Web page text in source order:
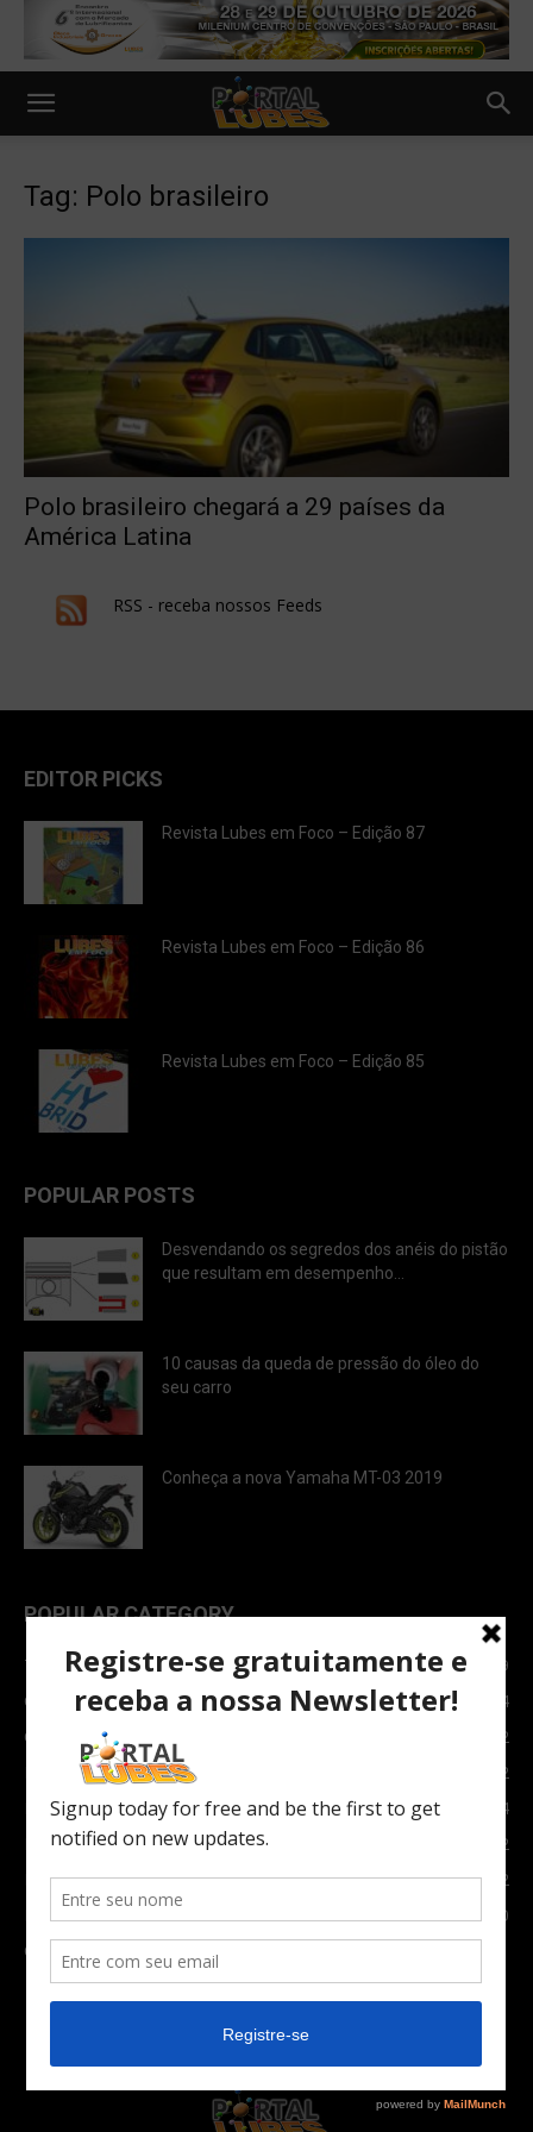
Tag: Polo brasileiro
Polo brasileiro chegará a 29 países da
América Latina
RSS - receba nossos Feeds
EDITOR PICKS
Revista Lubes em Foco – Edição 87
Revista Lubes em Foco – Edição 86
Revista Lubes em Foco – Edição 85
POPULAR POSTS
Desvendando os segredos dos anéis do pistão
que resultam em desempenho...
10 causas da queda de pressão do óleo do
seu carro
Conheça a nova Yamaha MT-03 2019
POPULAR CATEGORY
TOPNEWS
7089
Carro e Moto
3764
Carro
2082
Notícias
1852
Indústria
1024
Moto
972
Economia
672
Newsletter
630
Carros Verdes e Novas tecnologias automotivas